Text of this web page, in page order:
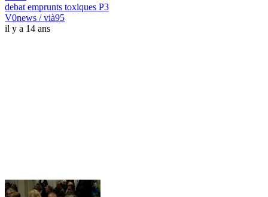
debat emprunts toxiques P3
V0news / vià95
il y a 14 ans